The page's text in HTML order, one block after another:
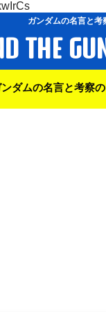
ガンダムの名言と
THE
ンダムの名言と考察